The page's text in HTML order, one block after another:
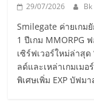
29/07/2026
Smilegate ค่ายเก
1 ปีเกม MMORPG
เซิร์ฟเวอร์ใหม่ล่าสุด
ลด์และเหล่าเกมเม
พิเศษเพิ่ม EXP บัฟม